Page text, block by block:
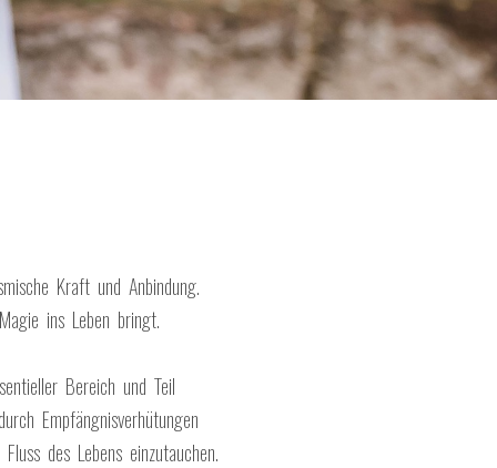
Kraft und Anbindung.
ins Leben bringt.
Bereich und Teil
Empfängnisverhütungen
des Lebens einzutauchen.